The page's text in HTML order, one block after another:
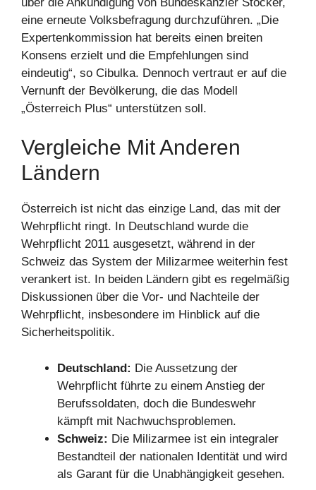
eine erneute Volksbefragung durchzuführen. „Die
Expertenkommission hat bereits einen breiten
Konsens erzielt und die Empfehlungen sind
eindeutig“, so Cibulka. Dennoch vertraut er auf die
Vernunft der Bevölkerung, die das Modell
„Österreich Plus“ unterstützen soll.
Vergleiche Mit Anderen
Ländern
Österreich ist nicht das einzige Land, das mit der
Wehrpflicht ringt. In Deutschland wurde die
Wehrpflicht 2011 ausgesetzt, während in der
Schweiz das System der Milizarmee weiterhin fest
verankert ist. In beiden Ländern gibt es regelmäßig
Diskussionen über die Vor- und Nachteile der
Wehrpflicht, insbesondere im Hinblick auf die
Sicherheitspolitik.
Deutschland: Die Aussetzung der
Wehrpflicht führte zu einem Anstieg der
Berufssoldaten, doch die Bundeswehr
kämpft mit Nachwuchsproblemen.
Schweiz: Die Milizarmee ist ein integraler
Bestandteil der nationalen Identität und wird
als Garant für die Unabhängigkeit gesehen.